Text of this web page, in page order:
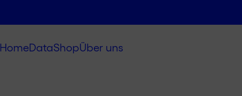
HomeDataShopÜber uns